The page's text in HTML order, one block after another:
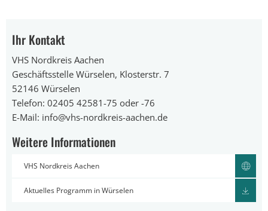
Ihr Kontakt
VHS Nordkreis Aachen
Geschäftsstelle Würselen, Klosterstr. 7
52146 Würselen
Telefon: 02405 42581-75 oder -76
E-Mail: info@vhs-nordkreis-aachen.de
Weitere Informationen
VHS Nordkreis Aachen
Aktuelles Programm in Würselen